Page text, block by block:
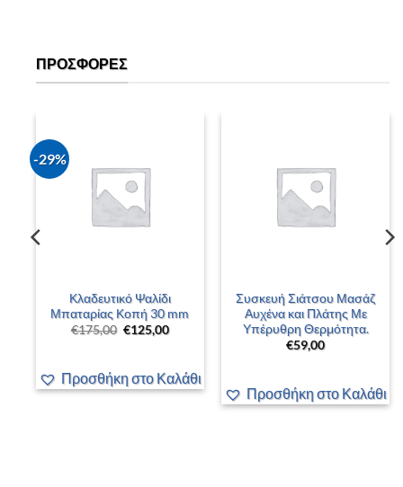
ΠΡΟΣΦΟΡΈΣ
-29%
Κλαδευτικό Ψαλίδι
Μπαταρίας Κοπή 30 mm
€175,00 Original
€125,00Η
€125,00.
Προσθήκη στο Καλάθι
Συσκευή Σιάτσου Μασάζ
Αυχένα και Πλάτης Με
Υπέρυθρη Θερμότητα.
€59,00
Προσθήκη στο Καλάθι